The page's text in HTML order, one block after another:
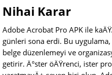
Nihai Karar
Adobe Acrobat Pro APK ile
günleri sona erdi. Bu
belge düzenlemeyi ve
getirir. Ä°ster öÄŸrenci, ister